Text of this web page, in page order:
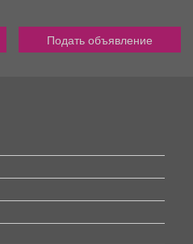
Подать объявление